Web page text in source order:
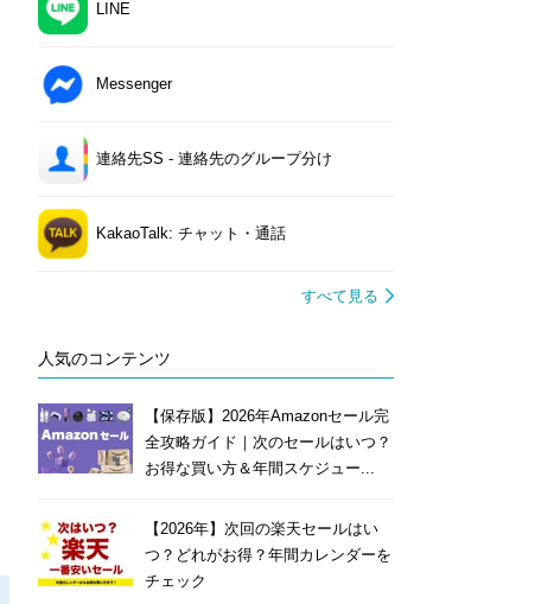
LINE
Messenger
連絡先SS - 連絡先のグループ分け
KakaoTalk: チャット・通話
すべて見る
人気のコンテンツ
【保存版】2026年Amazonセール完
全攻略ガイド｜次のセールはいつ？
お得な買い方＆年間スケジュー...
【2026年】次回の楽天セールはい
つ？どれがお得？年間カレンダーを
チェック